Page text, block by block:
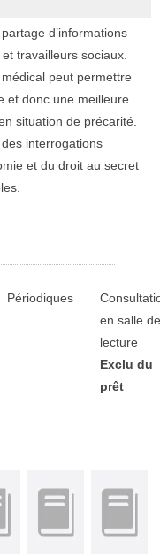
d’informations
travailleurs sociaux.
peut permettre
et donc une meilleure
situation de précarité.
interrogations
et du droit au secret
Périodiques
en salle de
lecture
Exclu du
prêt